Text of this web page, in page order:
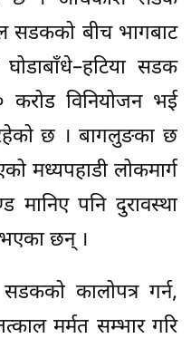
सडकको बीच भागबाट
सडक
विनियोजन भई
छ । बागलुङका छ
मध्यपहाडी लोकमार्ग
मानिए पनि दुरावस्था
भएका छन् ।
कालोपत्र गर्न,
मर्मत सम्भार गरि